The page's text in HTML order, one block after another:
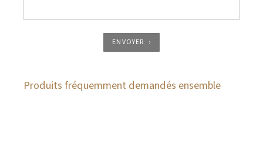
ENVOYER
Produits fréquemment demandés ensemble